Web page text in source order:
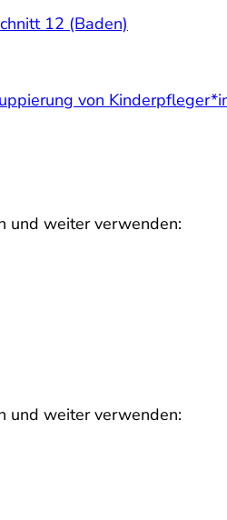
12 (Baden)
von
und weiter verwenden:
und weiter verwenden: